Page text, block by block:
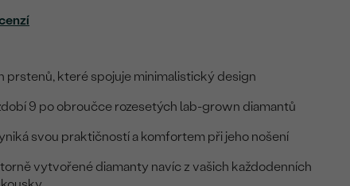
prstenů, které spojuje minimalistický design
9 po obroučce rozesetých lab-grown diamantů
svou praktičností a komfortem při jeho nošení
vytvořené diamanty navíc z vašich každodenních